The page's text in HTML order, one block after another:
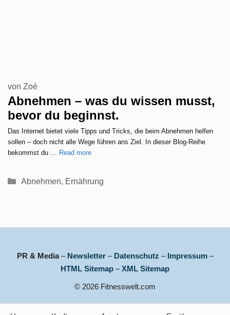
Abnehmen – was du wissen musst,
bevor du beginnst.
von Zoé
Das Internet bietet viele Tipps und Tricks, die beim Abnehmen helfen
sollen – doch nicht alle Wege führen ans Ziel. In dieser Blog-Reihe
bekommst du … Read more
Kategorien
Abnehmen, Ernährung
PR & Media– Newsletter– Datenschutz – Impressum–
HTML Sitemap –XML Sitemap
© 2026 Fitnesswelt.com